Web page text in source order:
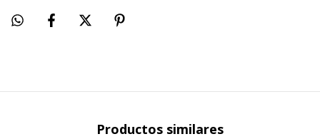
Productos similares